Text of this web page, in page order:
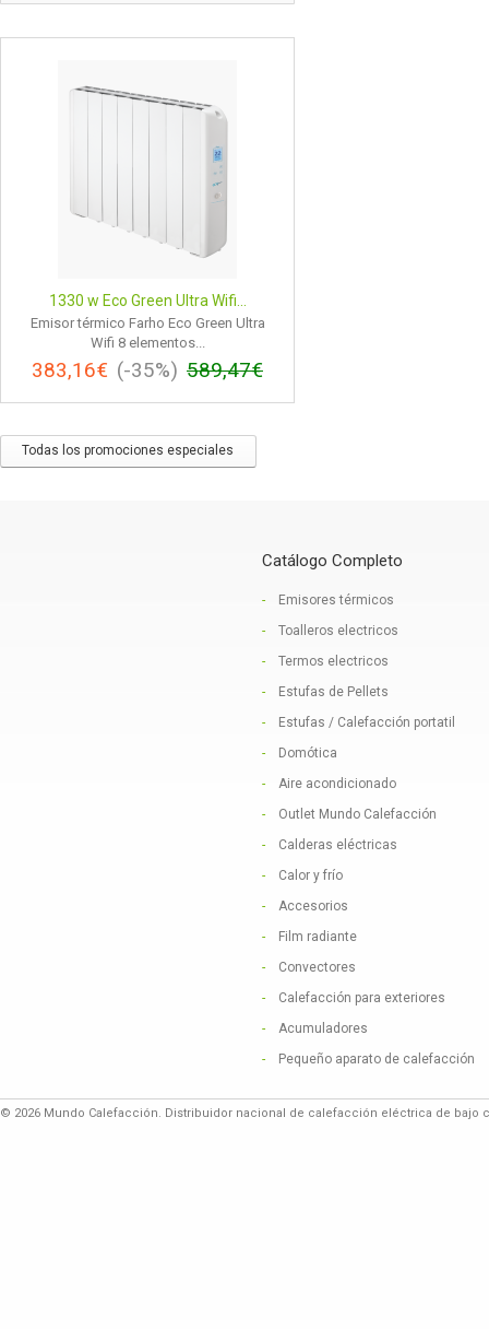
1330 w Eco Green Ultra Wifi...
Emisor térmico Farho Eco Green Ultra
Wifi 8 elementos...
383,16€ (-35%) 589,47€
Todas los promociones especiales
Catálogo Completo
Emisores térmicos
Toalleros electricos
Termos electricos
Estufas de Pellets
Estufas / Calefacción portatil
Domótica
Aire acondicionado
Outlet Mundo Calefacción
Calderas eléctricas
Calor y frío
Accesorios
Film radiante
Convectores
Calefacción para exteriores
Acumuladores
Pequeño aparato de calefacción
© 2026 Mundo Calefacción. Distribuidor nacional de calefacción eléctrica de bajo